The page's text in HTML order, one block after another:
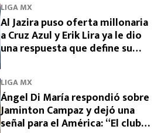
LIGA MX
Al Jazira puso oferta millonaria
a Cruz Azul y Erik Lira ya le dio
una respuesta que define su
LIGA MX
Ángel Di María respondió sobre
Jaminton Campaz y dejó una
señal para el América: “El club